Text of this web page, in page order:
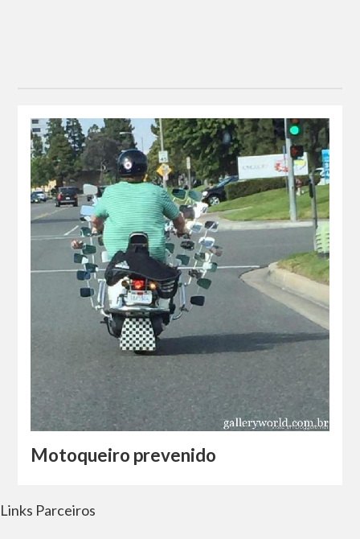
Motoqueiro prevenido
Links Parceiros